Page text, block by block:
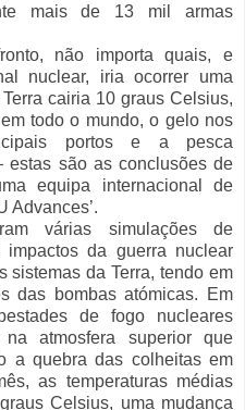
mais de 13 mil armas
não importa quais, e
nuclear, iria ocorrer uma
cairia 10 graus Celsius,
todo o mundo, o gelo nos
portos e a pesca
estas são as conclusões de
equipa internacional de
Advances’.
várias simulações de
da guerra nuclear
sistemas da Terra, tendo em
das bombas atómicas. Em
de fogo nucleares
atmosfera superior que
a quebra das colheitas em
as temperaturas médias
Celsius, uma mudança